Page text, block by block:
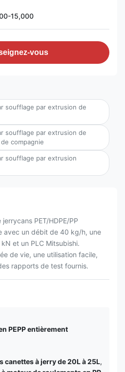
15,000
vous
soufflage par extrusion de
soufflage par extrusion de
compagnie
soufflage par extrusion
PET/HDPE/PP
avec un débit de 40 kg/h, une
et un PLC Mitsubishi.
de vie, une utilisation facile,
rapports de test fournis.
PEPP entièrement
canettes à jerry de 20L à 25L,